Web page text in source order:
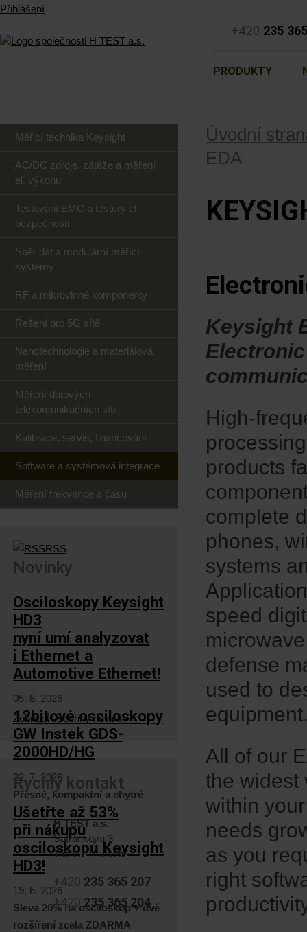
+420 235
PRODUKTY
Přihlášení
Úvodní
EDA
Keysight
High-
products
complete
phones,
systems
speed
defense
used to
All of our
the widest
within
needs
as you
right
Měřicí technika Keysight
AC/DC zdroje, zátěže a měření
el. výkonu
Testování EMC a testery el.
bezpečnosti
Sběr dat a modulární měřící
systémy
RF a mikrovlnné komponenty
Řešení pro 5G sítě
Nanotechnologie a materiálová
měření
Měření datových
telekomunikačních sítí
Kalibrace, servis, financování
Software a systémová integrace
Měření frekvence a času
RSS
Novinky
Osciloskopy Keysight
HD3
nyní umí analyzovat
i Ethernet a
Automotive Ethernet!
05. 8. 2026
12bitové osciloskopy
GW Instek GDS-
2000HD/HG
22. 7. 2026
Přesné, kompaktní a chytré
Ušetřte až 53%
při nákupu
osciloskopů Keysight
HD3!
19. 6. 2026
Sleva 20% na osciloskop + dvě
rozšíření zcela ZDARMA
Zobrazit všechny novinky
Rychlý kontakt
H TEST a.s.
Šafránkova 3
155 00 Praha 5
+420 235 365 207
+420 235 365 204